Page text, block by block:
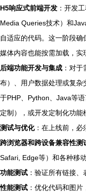
H5响应式前端开发 ：开发
Media Queries技术）和
自适应的代码。这一阶段
媒体内容也能按需加载，实
后端功能开发与集成 ：对
布）、用户数据处理或复
于PHP、Python、Java等
定制），或开发定制化功能
测试与优化：在上线前，必
跨浏览器和跨设备兼容性测
Safari, Edge等）和各种移
功能测试 ：验证所有链接
性能测试 ：优化代码和图